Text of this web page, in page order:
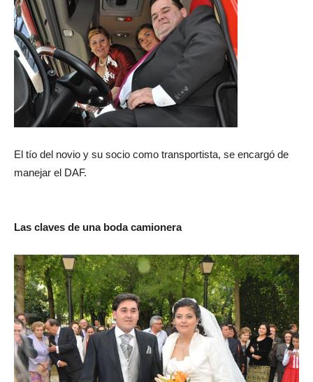
El tío del novio y su socio como transportista, se encargó de
manejar el DAF.
Las claves de una boda camionera